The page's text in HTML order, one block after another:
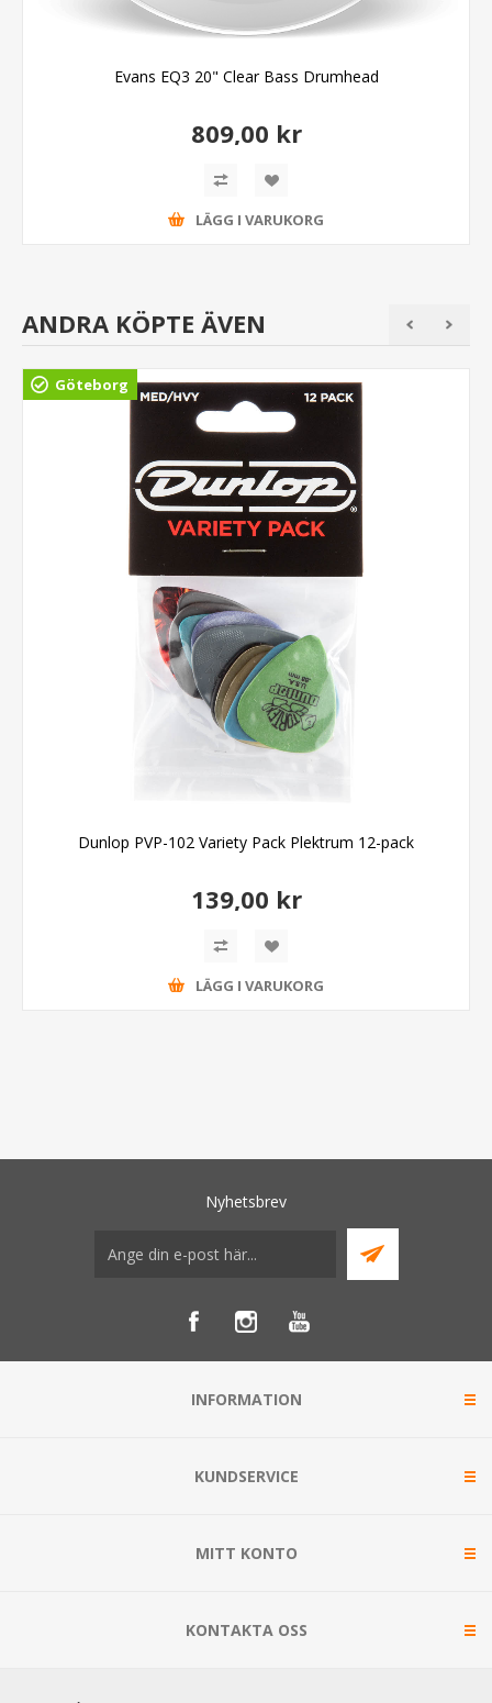
Evans EQ3 20" Clear Bass Drumhead
809,00 kr
LÄGG I VARUKORG
ANDRA KÖPTE ÄVEN
Göteborg
Dunlop PVP-102 Variety Pack Plektrum 12-pack
139,00 kr
LÄGG I VARUKORG
Nyhetsbrev
INFORMATION
KUNDSERVICE
MITT KONTO
KONTAKTA OSS